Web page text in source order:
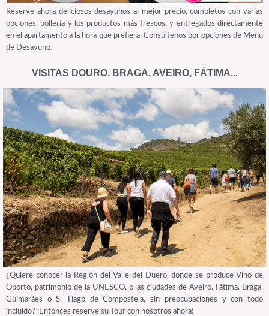
Reserve ahora deliciosos desayunos al mejor precio, completos con varias
opciones, bollería y los productos más frescos, y entregados directamente
en el apartamento a la hora que prefiera. Consúltenos por opciones de Menú
de Desayuno.
VISITAS DOURO, BRAGA, AVEIRO, FÁTIMA...
¿Quiere conocer la Región del Valle del Duero, donde se produce Vino de
Oporto, patrimonio de la UNESCO, o las ciudades de Aveiro, Fátima, Braga,
Guimarães o S. Tiago de Compostela, sin preocupaciones y con todo
incluido? ¡Entonces reserve su Tour con nosotros ahora!